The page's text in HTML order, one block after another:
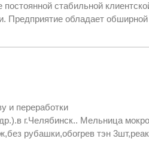
и переработки
г.Челябинск.. Мельница
рубашки,обогрев тэн